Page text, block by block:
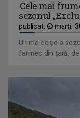
Cele mai
sezonul
publicat: marţi,
Ultima ediţie a
farmec din ţară, de